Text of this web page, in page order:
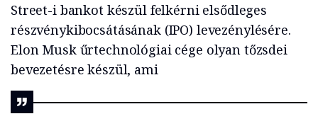
Street-i bankot készül felkérni elsődleges
részvénykibocsátásának (IPO) levezénylésére.
Elon Musk űrtechnológiai cége olyan tőzsdei
bevezetésre készül, ami